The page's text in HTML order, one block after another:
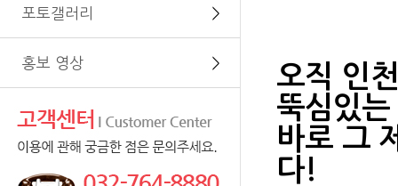
포토갤러리 ＞
홍보 영상 ＞
오직 인
뚝심있
바로 그
다!